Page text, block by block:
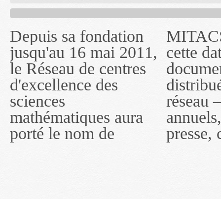
Depuis sa fondation
jusqu'au 16 mai 2011,
le Réseau de centres
d'excellence des
sciences
mathématiques aura
porté le nom de
MITACS inc. Jusqu'à
cette date, les
documents publiés ou
distribués par ce
réseau — rapports
annuels, coupures de
presse, communiqués
— l'auront désigné
sous le nom de
MITACS inc. À
compter du 16 mai
2011, toutefois, le
réseau portera le nom